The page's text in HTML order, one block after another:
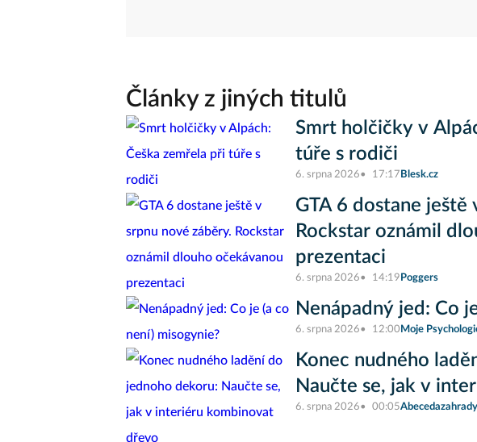
Články z jiných titulů
Smrt holčičky v
túře s rodiči
6. srpna 2026 17:17 Blesk.cz
GTA 6 dostane ještě
Rockstar oznámil
prezentaci
6. srpna 2026 14:19 Poggers
Nenápadný jed: Co
6. srpna 2026 12:00 Moje
Konec nudného
Naučte se, jak v
6. srpna 2026 00:05Abecedazahrady